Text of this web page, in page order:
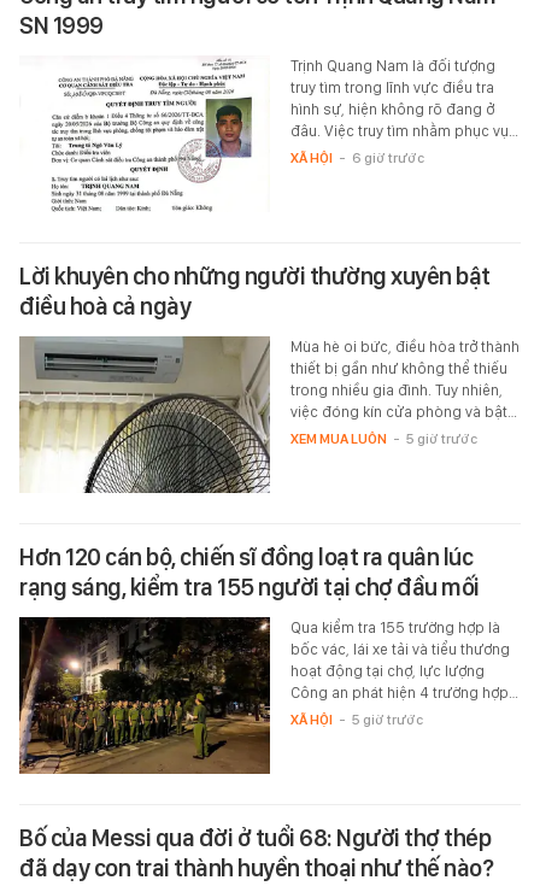
SN 1999
Trịnh Quang Nam là đối tượng
truy tìm trong lĩnh vực điều tra
hình sự, hiện không rõ đang ở
đâu. Việc truy tìm nhằm phục vụ…
XÃ HỘI - 6 giờ trước
Lời khuyên cho những người thường xuyên bật
điều hoà cả ngày
Mùa hè oi bức, điều hòa trở thành
thiết bị gần như không thể thiếu
trong nhiều gia đình. Tuy nhiên,
việc đóng kín cửa phòng và bật…
XEM MUA LUÔN - 5 giờ trước
Hơn 120 cán bộ, chiến sĩ đồng loạt ra quân lúc
rạng sáng, kiểm tra 155 người tại chợ đầu mối
Qua kiểm tra 155 trường hợp là
bốc vác, lái xe tải và tiểu thương
hoạt động tại chợ, lực lượng
Công an phát hiện 4 trường hợp…
XÃ HỘI - 5 giờ trước
Bố của Messi qua đời ở tuổi 68: Người thợ thép
đã dạy con trai thành huyền thoại như thế nào?